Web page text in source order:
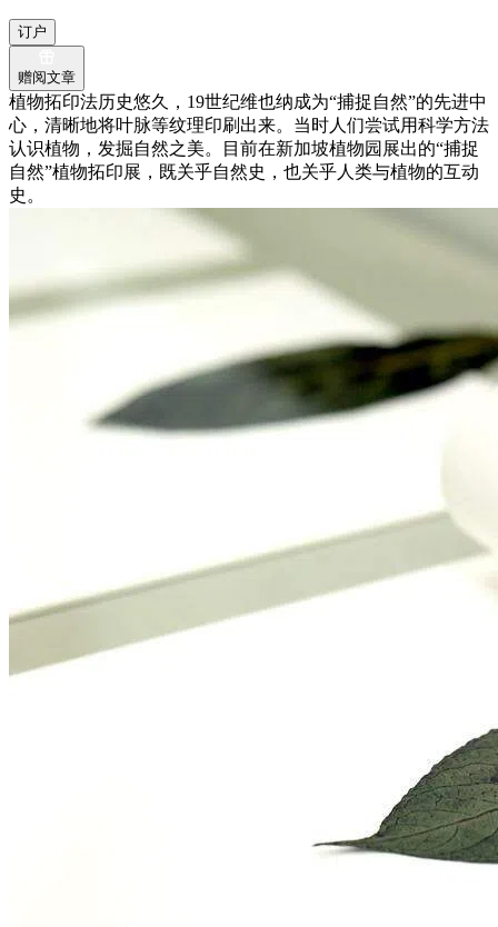
订户
赠阅文章
植物拓印法历史悠久，19世纪维也纳成为“捕捉自然”的先进中
心，清晰地将叶脉等纹理印刷出来。当时人们尝试用科学方法
认识植物，发掘自然之美。目前在新加坡植物园展出的“捕捉
自然”植物拓印展，既关乎自然史，也关乎人类与植物的互动
史。